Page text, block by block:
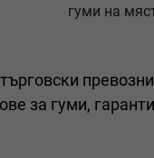
гуми на
за гуми,